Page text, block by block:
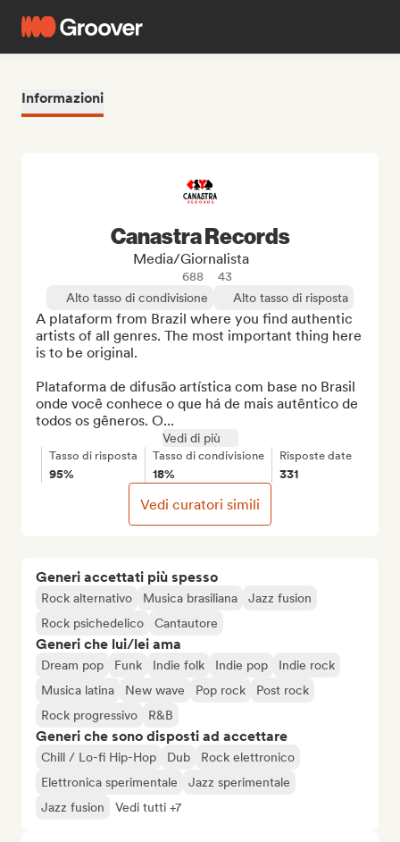
Informazioni
Generi accettati più spesso
Rock alternativo Musica brasiliana
Jazz fusion
Rock psichedelico
Cantautore
Generi che lui/lei ama
Dream pop Funk Indie folk Indie pop
Indie rock
Musica latina
New wave Pop rock
Post rock
Rock progressivo
R&B
Generi che sono disposti ad accettare
Chill / Lo-fi Hip-Hop Dub
Rock elettronico
Elettronica sperimentale
Jazz sperimentale
Jazz fusion
Vedi tutti +7
Canastra Records
Media/Giornalista
688
43
Alto tasso di condivisione
Alto tasso di risposta
A plataform from Brazil where you find authentic
artists of all genres. The most important thing here
is to be original.
Plataforma de difusão artística com base no Brasil
onde você conhece o que há de mais autêntico de
todos os gêneros. O...
Vedi di più
Tasso di risposta
95%
Tasso di condivisione
18%
Risposte date
331
Vedi curatori simili